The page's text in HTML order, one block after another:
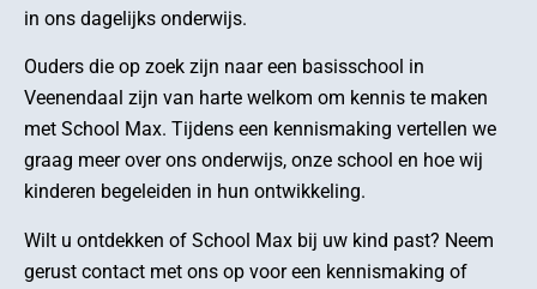
in ons dagelijks onderwijs.
Ouders die op zoek zijn naar een basisschool in
Veenendaal zijn van harte welkom om kennis te maken
met School Max. Tijdens een kennismaking vertellen we
graag meer over ons onderwijs, onze school en hoe wij
kinderen begeleiden in hun ontwikkeling.
Wilt u ontdekken of School Max bij uw kind past? Neem
gerust contact met ons op voor een kennismaking of